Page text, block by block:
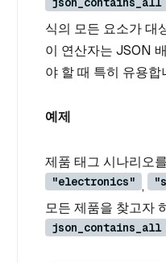
식의 모든 요소가 대
이 연산자는 JSON
야 할 때 특히 유용합
예제
제품 태그 시나리오
"electronics" ,
모든 제품을 찾고자
json_contains_all